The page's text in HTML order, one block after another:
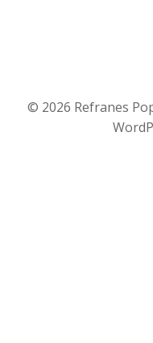
© 2026 Refranes